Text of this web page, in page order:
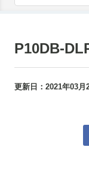
P10DB-
更新日： 2021年03月